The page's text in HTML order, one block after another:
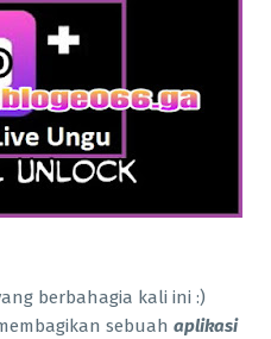
berbahagia kali ini :)
sebuah aplikasi